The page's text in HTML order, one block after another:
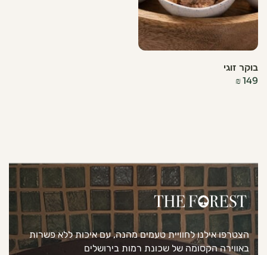
בוקר זוגי
₪149
הצטרפו אילנו לחוויית טעמים מהנה, עם איכות ללא פשרות
באווירה הקסומה של שכונת רמות בירושלים